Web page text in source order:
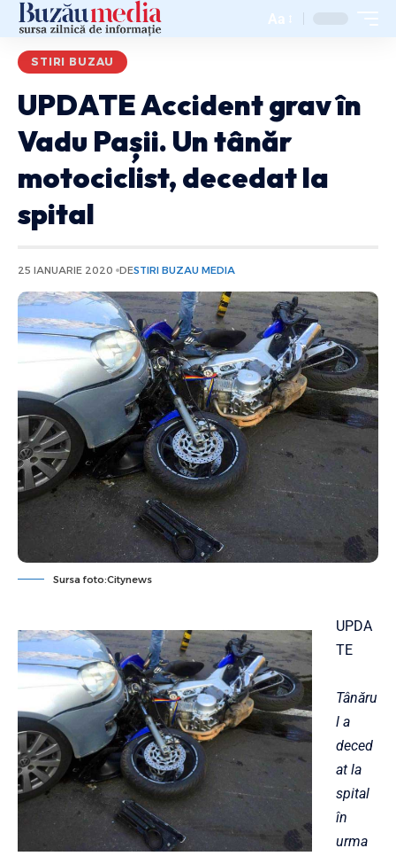
Aa
STIRI BUZAU
UPDATE Accident grav în
Vadu Pașii. Un tânăr
motociclist, decedat la
spital
25 IANUARIE 2020 DESTIRI BUZAU MEDIA
Sursa foto:Citynews
UPDA
TE
Tânăru
l a
deced
at la
spital
în
urma